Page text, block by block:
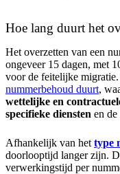
Hoe lang duurt het
Het overzetten van een
ongeveer 15 dagen, met
voor de feitelijke
nummerbehoud duurt,
wettelijke en
specifieke diensten en de
Afhankelijk van het type
doorlooptijd langer zijn.
verwerkingstijd per